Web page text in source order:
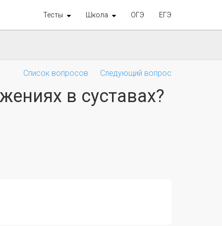
Тесты Школа ОГЭ ЕГЭ
Список вопросов Следующий вопрос
в суставах?